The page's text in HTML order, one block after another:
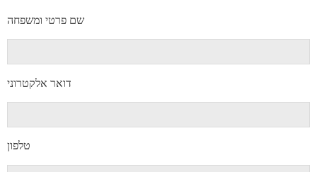
שם פרטי ומשפחה
דואר אלקטרוני
טלפון